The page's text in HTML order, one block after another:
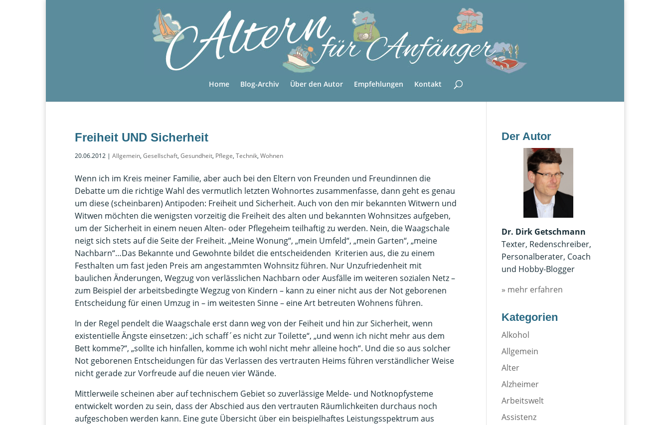
Home Blog-Archiv Über den Autor Empfehlungen Kontakt
Freiheit UND Sicherheit
20.06.2012 | Allgemein, Gesellschaft, Gesundheit, Pflege, Technik, Wohnen
Wenn ich im Kreis meiner Familie, aber auch bei den Eltern von Freunden und Freundinnen die
Debatte um die richtige Wahl des vermutlich letzten Wohnortes zusammenfasse, dann geht es genau
um diese (scheinbaren) Antipoden: Freiheit und Sicherheit. Auch von den mir bekannten Witwern und
Witwen möchten die wenigsten vorzeitig die Freiheit des alten und bekannten Wohnsitzes aufgeben,
um der Sicherheit in einem neuen Alten- oder Pflegeheim teilhaftig zu werden. Nein, die Waagschale
neigt sich stets auf die Seite der Freiheit. „Meine Wonung“, „mein Umfeld“, „mein Garten“, „meine
Nachbarn“…Das Bekannte und Gewohnte bildet die entscheidenden Kriterien aus, die zu einem
Festhalten um fast jeden Preis am angestammten Wohnsitz führen. Nur Unzufriedenheit mit
baulichen Änderungen, Wegzug von verlässlichen Nachbarn oder Ausfälle im weiteren sozialen Netz –
zum Beispiel der arbeitsbedingte Wegzug von Kindern – kann zu einer nicht aus der Not geborenen
Entscheidung für einen Umzug in – im weitesten Sinne – eine Art betreuten Wohnens führen.
In der Regel pendelt die Waagschale erst dann weg von der Feiheit und hin zur Sicherheit, wenn
existentielle Ängste einsetzen: „ich schaff´es nicht zur Toilette“, „und wenn ich nicht mehr aus dem
Bett komme?“, „sollte ich hinfallen, komme ich wohl nicht mehr alleine hoch“. Und die so aus solcher
Not geborenen Entscheidungen für das Verlassen des vertrauten Heims führen verständlicher Weise
nicht gerade zur Vorfreude auf die neuen vier Wände.
Mittlerweile scheinen aber auf technischem Gebiet so zuverlässige Melde- und Notknopfysteme
entwickelt worden zu sein, dass der Abschied aus den vertrauten Räumlichkeiten durchaus noch
aufgeschoben werden kann. Eine gute Übersicht über ein beispielhaftes Leistungsspektrum aus
Der Autor
Dr. Dirk Getschmann
Texter, Redenschreiber,
Personalberater, Coach
und Hobby-Blogger
» mehr erfahren
Kategorien
Alkohol
Allgemein
Alter
Alzheimer
Arbeitswelt
Assistenz